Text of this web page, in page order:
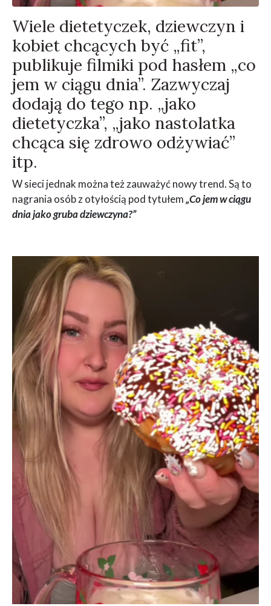
Wiele dietetyczek, dziewczyn i
kobiet chcących być „fit”,
publikuje filmiki pod hasłem „co
jem w ciągu dnia”. Zazwyczaj
dodają do tego np. „jako
dietetyczka”, „jako nastolatka
chcąca się zdrowo odżywiać”
itp.
W sieci jednak można też zauważyć nowy trend. Są to
nagrania osób z otyłością pod tytułem„Co jem w ciągu
dnia jako gruba dziewczyna?”